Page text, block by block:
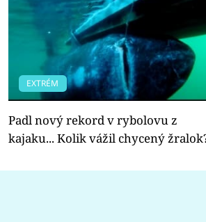
EXTRÉM
Padl nový rekord v rybolovu z
kajaku... Kolik vážil chycený